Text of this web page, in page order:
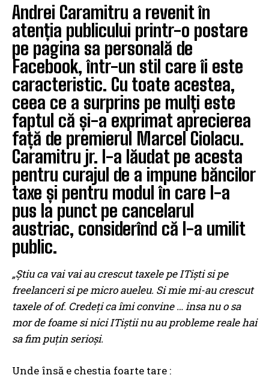
Andrei Caramitru a revenit în
atenția publicului printr-o postare
pe pagina sa personală de
Facebook, într-un stil care îi este
caracteristic. Cu toate acestea,
ceea ce a surprins pe mulți este
faptul că și-a exprimat aprecierea
față de premierul Marcel Ciolacu.
Caramitru jr. l-a lăudat pe acesta
pentru curajul de a impune băncilor
taxe și pentru modul în care l-a
pus la punct pe cancelarul
austriac, considerînd că l-a umilit
public.
„Știu ca vai vai au crescut taxele pe ITiști si pe
freelanceri si pe micro aueleu. Si mie mi-au crescut
taxele of of. Credeți ca îmi convine … insa nu o sa
mor de foame si nici ITiștii nu au probleme reale hai
sa fim puțin serioși.
Unde însă e chestia foarte tare :